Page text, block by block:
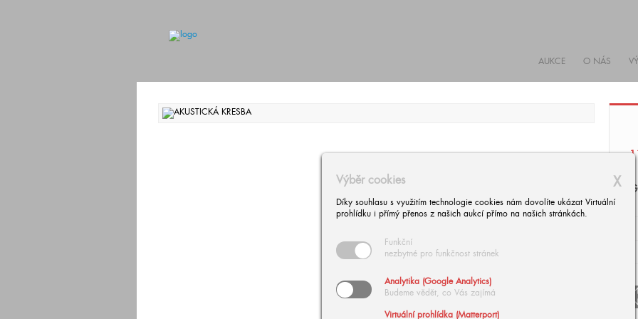
AUKCE O NÁS
X
Výběr cookies
Díky souhlasu s využitím technologie cookies nám dovolíte ukázat Virtuální
prohlídku i přímý přenos z našich aukcí přímo na našich stránkách.
Funkční
nezbytné pro funkčnost stránek
Analytika (Google Analytics)
Budeme vědět, co Vás zajímá
Virtuální prohlídka (Matterport)